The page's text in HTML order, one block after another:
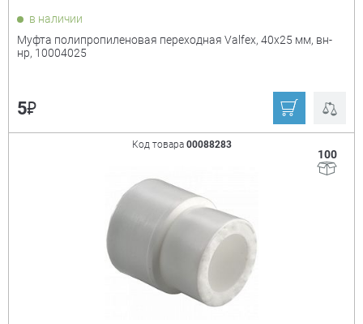
в наличии
Муфта полипропиленовая переходная Valfex, 40х25 мм, вн-
нр, 10004025
5₽
Код товара 00088283
100